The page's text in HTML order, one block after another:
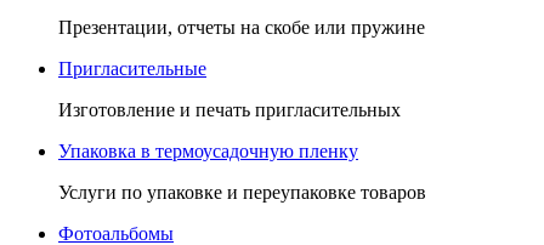
Презентации, отчеты на скобе или пружине
Пригласительные
Изготовление и печать пригласительных
Упаковка в термоусадочную пленку
Услуги по упаковке и переупаковке товаров
Фотоальбомы